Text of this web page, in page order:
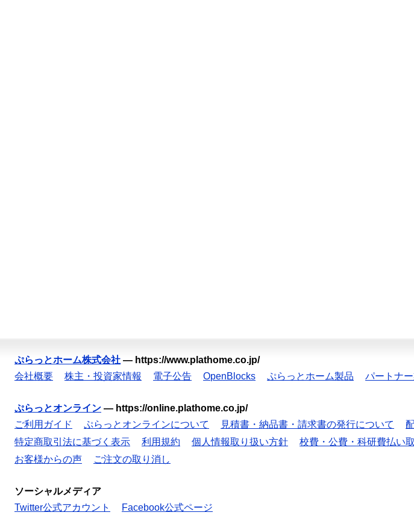
ぷらっとホーム株式会社 — https://www.plathome.co.jp/
会社概要
株主・投資家情報 電子公告 OpenBlocks ぷらっとホーム製品 パートナ
ぷらっとオンライン — https://online.plathome.co.jp/
ご利用ガイド
ぷらっとオンラインについて 見積書・納品書・請求書の発行について
特定商取引法に基づく表示
利用規約 個人情報取り扱い方針 校費・公費・科研費払い
お客様からの声
ご注文の取り消し
ソーシャルメディア
Twitter公式アカウント
Facebook公式ページ